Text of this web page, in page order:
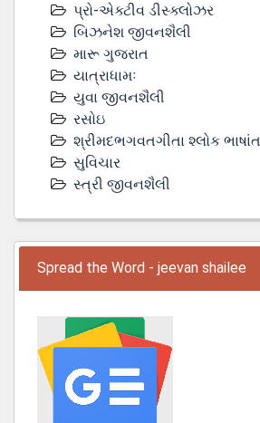
પ્રો-એક્ટીવ ડીસ્‍ક્લોઝર
બિઝનેશ જીવનશૈલી
મારૂ ગુજરાત
યાત્રાધામઃ
યુવા જીવનશૈલી
રસોઇ
શ્રીમદભગવતગીતા શ્લોક
સુવિચાર
સ્ત્રી જીવનશૈલી
Spread the Word - jeevan shailee